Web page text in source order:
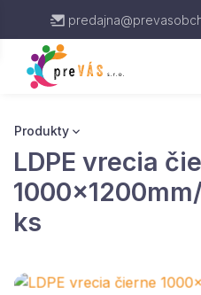
Antigénové testy
Rukavice
Respirátor
Produkty
LDPE vrecia
ks